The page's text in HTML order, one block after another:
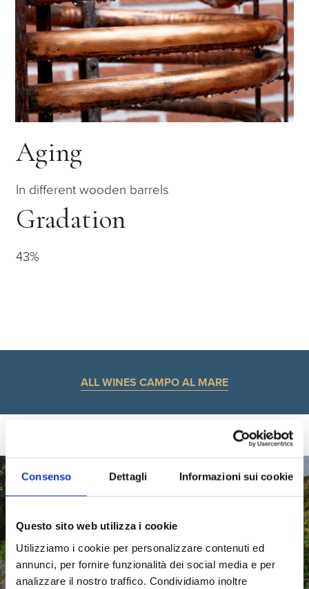
Consenso Dettagli Informazioni sui cookie
Questo sito web utilizza i cookie
Utilizziamo i cookie per personalizzare contenuti ed
annunci, per fornire funzionalità dei social media e per
analizzare il nostro traffico. Condividiamo inoltre
Aging
In different wooden barrels
Gradation
43%
ALL WINES CAMPO AL MARE